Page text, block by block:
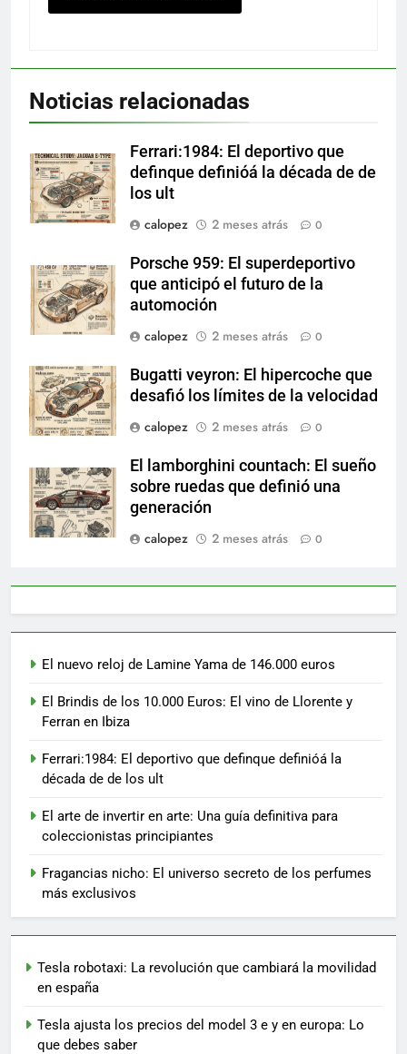
Noticias relacionadas
Ferrari:1984: El deportivo que
definque definióá la década de de
los ult
calopez
2 meses atrás 0
Porsche 959: El superdeportivo
que anticipó el futuro de la
automoción
calopez
2 meses atrás 0
Bugatti veyron: El hipercoche que
desafió los límites de la velocidad
calopez
2 meses atrás 0
El lamborghini countach: El sueño
sobre ruedas que definió una
generación
calopez
2 meses atrás 0
El nuevo reloj de Lamine Yama de 146.000 euros
El Brindis de los 10.000 Euros: El vino de Llorente y
Ferran en Ibiza
Ferrari:1984: El deportivo que definque definióá la
década de de los ult
El arte de invertir en arte: Una guía definitiva para
coleccionistas principiantes
Fragancias nicho: El universo secreto de los perfumes
más exclusivos
Tesla robotaxi: La revolución que cambiará la movilidad
en españa
Tesla ajusta los precios del model 3 e y en europa: Lo
que debes saber